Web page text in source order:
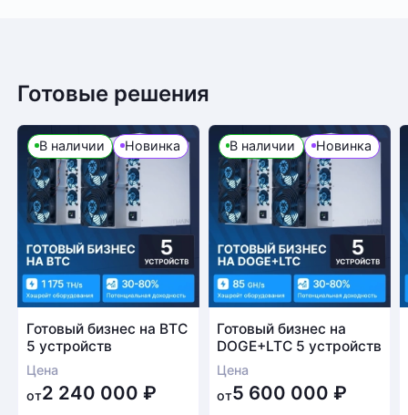
Готовые решения
В наличии Новинка
Готовый бизнес на BTC
5 устройств
Цена
от2 240 000 ₽
В наличии Новинка
Готовый бизнес на
DOGE+LTC 5 устройств
Цена
от5 600 000₽